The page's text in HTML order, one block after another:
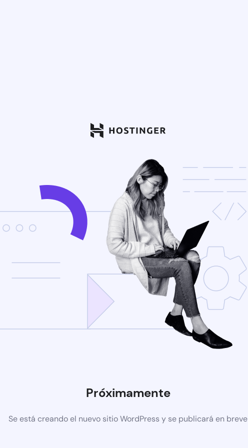
Próximamente
Se está creando el nuevo sitio WordPress y se publicará en breve